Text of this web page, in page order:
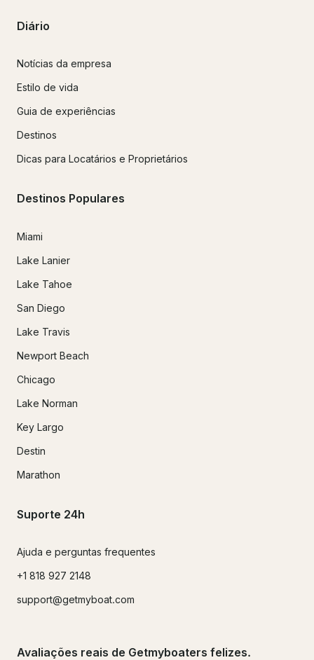
Diário
Notícias da empresa
Estilo de vida
Guia de experiências
Destinos
Dicas para Locatários e Proprietários
Destinos Populares
Miami
Lake Lanier
Lake Tahoe
San Diego
Lake Travis
Newport Beach
Chicago
Lake Norman
Key Largo
Destin
Marathon
Suporte 24h
Ajuda e perguntas frequentes
+1 818 927 2148
support@getmyboat.com
Avaliações reais de Getmyboaters felizes.